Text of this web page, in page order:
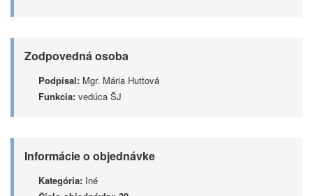
Zodpovedná osoba
Podpísal: Mgr. Mária Huttová
Funkcia: vedúca ŠJ
Informácie o objednávke
Kategória: Iné